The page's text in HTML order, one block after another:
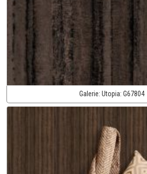
Galerie: Utopia: G67804